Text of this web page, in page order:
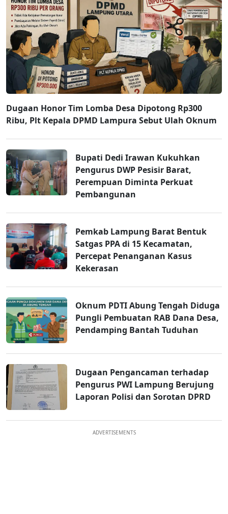
Dugaan Honor Tim Lomba Desa Dipotong Rp300
Ribu, Plt Kepala DPMD Lampura Sebut Ulah Oknum
Bupati Dedi Irawan Kukuhkan
Pengurus DWP Pesisir Barat,
Perempuan Diminta Perkuat
Pembangunan
Pemkab Lampung Barat Bentuk
Satgas PPA di 15 Kecamatan,
Percepat Penanganan Kasus
Kekerasan
Oknum PDTI Abung Tengah Diduga
Pungli Pembuatan RAB Dana Desa,
Pendamping Bantah Tuduhan
Dugaan Pengancaman terhadap
Pengurus PWI Lampung Berujung
Laporan Polisi dan Sorotan DPRD
ADVERTISEMENTS